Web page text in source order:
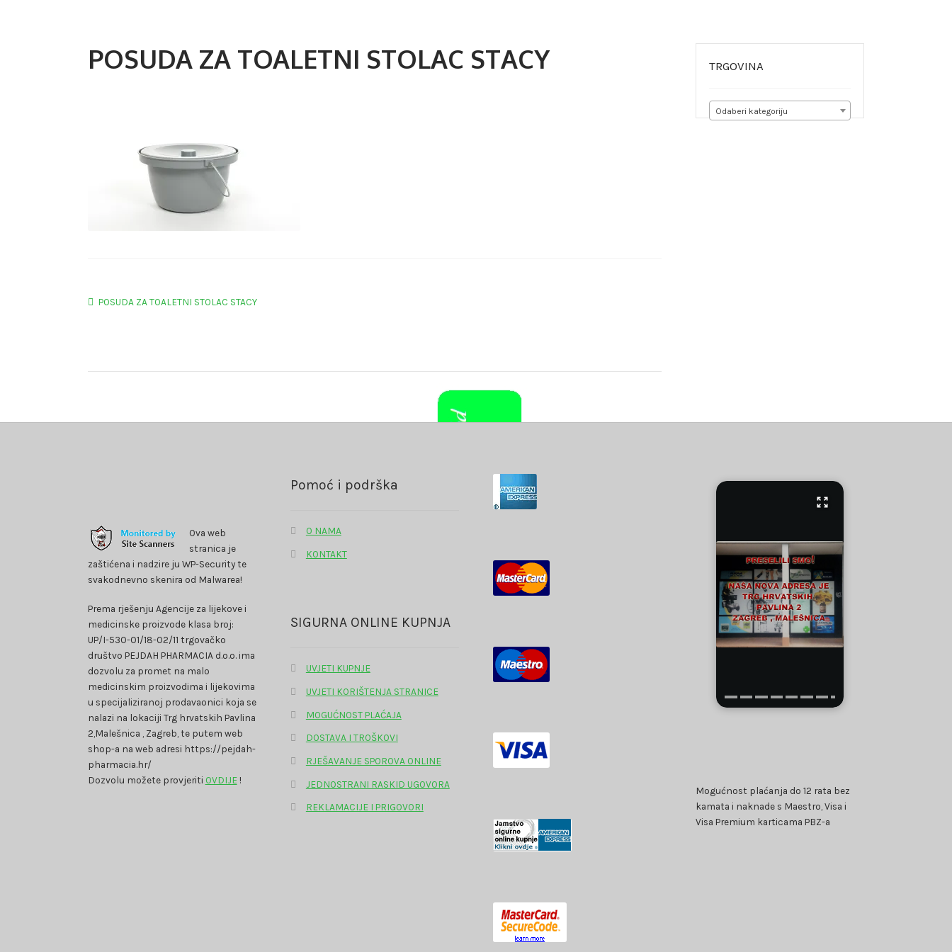
POSUDA ZA TOALETNI STOLAC STACY
Navigacija
Prethodna
POSUDA ZA TOALETNI STOLAC STACY
TRGOVINA
Odaberi kategoriju
Ova web
stranica je
zaštićena i nadzire ju WP-Security te
svakodnevno skenira od Malwarea!
Prema rješenju Agencije za lijekove i
medicinske proizvode klasa broj:
UP/I-530-01/18-02/11 trgovačko
društvo PEJDAH PHARMACIA d.o.o. ima
dozvolu za promet na malo
medicinskim proizvodima i lijekovima
u specijaliziranoj prodavaonici koja se
nalazi na lokaciji Trg hrvatskih Pavlina
2,Malešnica , Zagreb, te putem web
shop-a na web adresi https://pejdah-
pharmacia.hr/
Dozvolu možete provjeriti OVDIJE!
Pomoć i podrška
O NAMA
KONTAKT
SIGURNA ONLINE KUPNJA
UVJETI KUPNJE
UVJETI KORIŠTENJA STRANICE
MOGUĆNOST PLAĆAJA
DOSTAVA I TROŠKOVI
RJEŠAVANJE SPOROVA ONLINE
JEDNOSTRANI RASKID UGOVORA
REKLAMACIJE I PRIGOVORI
Mogućnost plaćanja do 12 rata bez
kamata i naknade s Maestro, Visa i
Visa Premium karticama PBZ-a